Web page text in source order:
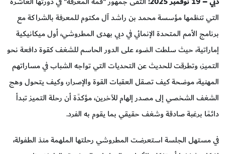
التي تنظمها مؤسسة محمد بن راشد آل مكتوم للمعرفة بالشراكة مع
برنامج الأمم المتحدة الإنمائي في دبي بهدى المطروشي، أول ميكانيكية
إماراتية، حيث سلطت الضوء على الدور الحاسم للشغف كقوة دافعة نحو
التميز، وتطرقت للحديث عن التحديات التي تواجه الشباب في مساراتهم
المهنية، موضحة كيف تصقل العقبات القوة والإصرار، وكيف يتحول وهج
الشغف الشخصي إلى مصدر إلهام للآخرين، مؤكدًة أن رحلة التميز تبدأ
دائمًا برغبة صادقة وشغف حقيقي بما يقوم به الفرد.
في مستهل الجلسة استعرضت المطروشي رحلتها الملهمة منذ الطفولة،